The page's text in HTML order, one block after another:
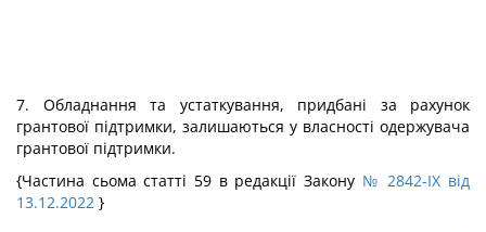
7. Обладнання та устаткування, придбані за рахунок
грантової підтримки, залишаються у власності одержувача
грантової підтримки.
{Частина сьома статті 59 в редакції Закону № 2842-IX від
13.12.2022 }